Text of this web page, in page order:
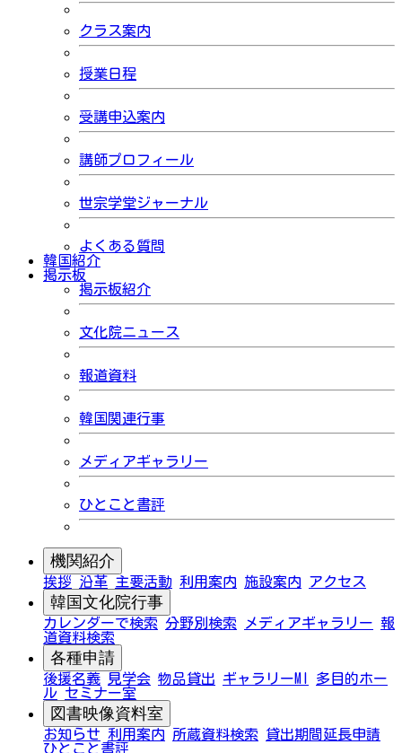
クラス案内
授業日程
受講申込案内
講師プロフィール
世宗学堂ジャーナル
よくある質問
韓国紹介
掲示板
掲示板紹介
文化院ニュース
報道資料
韓国関連行事
メディアギャラリー
ひとこと書評
機関紹介
挨拶 沿革 主要活動 利用案内 施設案内 アクセス
韓国文化院行事
カレンダーで検索 分野別検索 メディアギャラリー 報
道資料検索
各種申請
後援名義 見学会 物品貸出 ギャラリーMI
多目的ホー
ル セミナー室
図書映像資料室
お知らせ 利用案内 所蔵資料検索
貸出期間延長申請
ひとこと書評